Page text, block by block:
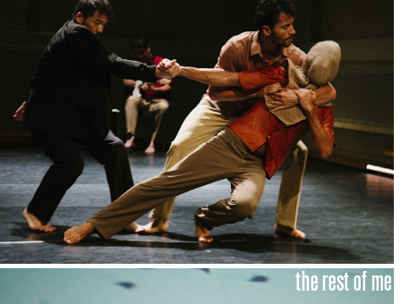
the rest of me